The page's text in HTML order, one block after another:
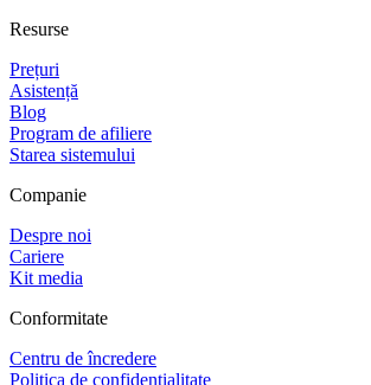
Resurse
Prețuri
Asistență
Blog
Program de afiliere
Starea sistemului
Companie
Despre noi
Cariere
Kit media
Conformitate
Centru de încredere
Politica de confidențialitate